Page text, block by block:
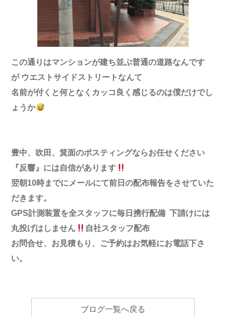
この通りはマンションが建ち並ぶ普通の道路なんです
が ウエストサイドストリートなんて
名前が付くと何となくカッコ良く感じるのは僕だけでし
ょうか
豊中、吹田、箕面のポスティングならお任せください
『反響』には自信があります
翌朝10時までにメールにて前日の配布報告をさせていた
だきます。
GPS計測装置を全スタッフに毎日携行配備 下請けには
丸投げはしません
自社スタッフ配布
お問合せ、お見積もり、ご予約はお気軽にお電話下さ
い。
ブログ一覧へ戻る